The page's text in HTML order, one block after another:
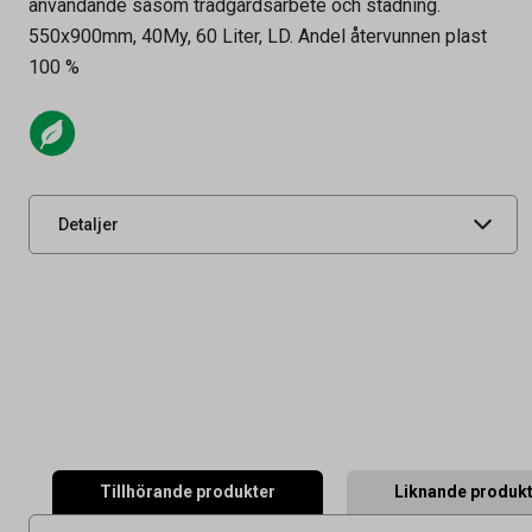
användande såsom trädgårdsarbete och städning.
550x900mm, 40My, 60 Liter, LD. Andel återvunnen plast
100 %
Detaljer
Artikelnummer 61200040
Volym
Leverantörens
UNSPSC 47121701
Tillhörande produkter Liknande